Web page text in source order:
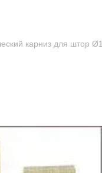
карниз для штор